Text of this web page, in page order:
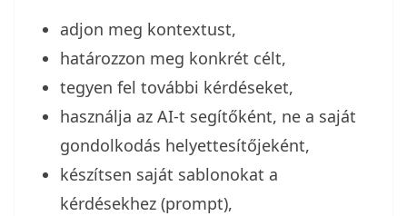
adjon meg kontextust,
határozzon meg konkrét célt,
tegyen fel további kérdéseket,
használja az AI-t segítőként, ne a saját
gondolkodás helyettesítőjeként,
készítsen saját sablonokat a
kérdésekhez (prompt),